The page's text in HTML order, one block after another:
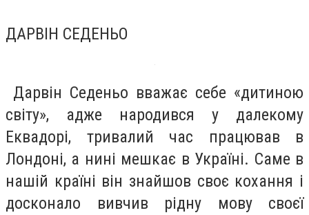
ДАРВІН СЕДЕНЬО
Дарвін Седеньо вважає себе «дитиною
світу», адже народився у далекому
Еквадорі, тривалий час працював в
Лондоні, а нині мешкає в Україні. Саме в
нашій країні він знайшов своє кохання і
досконало вивчив рідну мову своєї